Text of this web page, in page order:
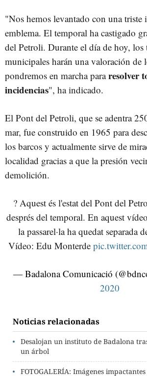
"Nos hemos levantado con una triste
emblema. El temporal ha castigado
del Petroli. Durante el día de hoy, los
municipales harán una valoración de
pondremos en marcha pararesolver
incidencias", ha indicado.
El Pont del Petroli, que se adentra
mar, fue construido en 1965 para
los barcos y actualmente sirve de
localidad gracias a que la presión
demolición.
? Aquest és l'estat del Pont del
després del temporal. En aquest
la passarel·la ha quedat separada
Vídeo: Edu Monterde
— Badalona Comunicació
2020
Noticias relacionadas
Desalojan un instituto de Badalona
un árbol
FOTOGALERÍA: Imágenes